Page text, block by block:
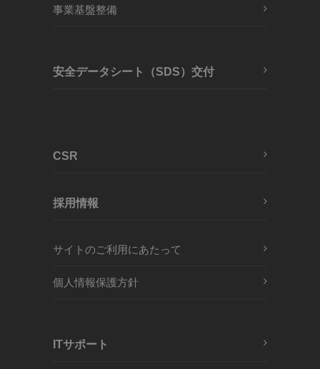
事業基盤整備
安全データシート（SDS）交付
CSR
採用情報
サイトのご利用にあたって
個人情報保護方針
ITサポート